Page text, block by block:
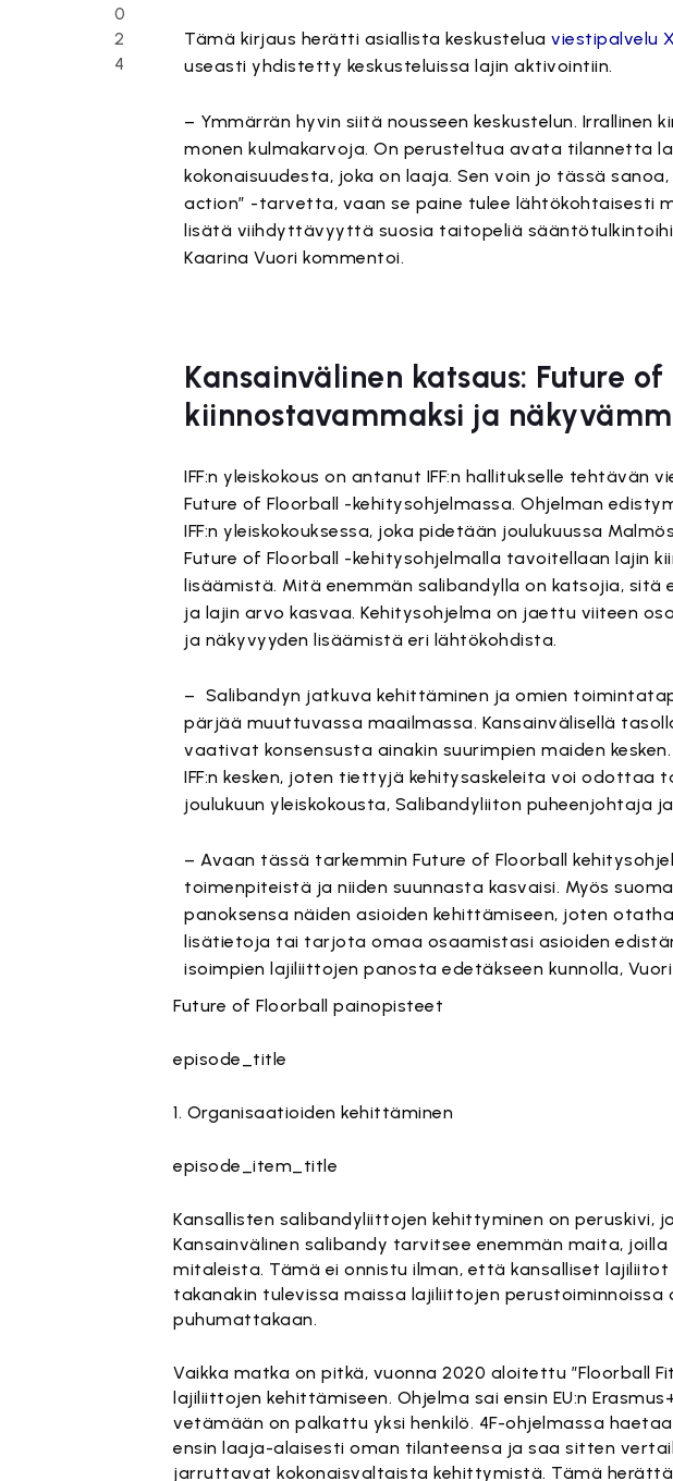
0
2
4
Tämä kirjaus herätti asiallista keskusteluaviestipalvelu
useasti yhdistetty keskusteluissa lajin aktivointiin.
– Ymmärrän hyvin siitä nousseen keskustelun. Irrallinen
monen kulmakarvoja. On perusteltua avata tilannetta
kokonaisuudesta, joka on laaja. Sen voin jo tässä
action” -tarvetta, vaan se paine tulee lähtökohtaisesti
lisätä viihdyttävyyttä suosia taitopeliä
Kaarina Vuori kommentoi.
Kansainvälinen katsaus: Future
kiinnostavammaksi ja
IFF:n yleiskokous on antanut IFF:n hallitukselle
Future of Floorball -kehitysohjelmassa. Ohjelman
IFF:n yleiskokouksessa, joka pidetään joulukuussa
Future of Floorball -kehitysohjelmalla tavoitellaan lajin
lisäämistä. Mitä enemmän salibandylla on katsojia,
ja lajin arvo kasvaa. Kehitysohjelma on jaettu viiteen
ja näkyvyyden lisäämistä eri lähtökohdista.
– Salibandyn jatkuva kehittäminen ja omien
pärjää muuttuvassa maailmassa. Kansainvälisellä
vaativat konsensusta ainakin suurimpien maiden
IFF:n kesken, joten tiettyjä kehitysaskeleita voi
joulukuun yleiskokousta, Salibandyliiton puheenjohtaja
– Avaan tässä tarkemmin Future of Floorball
toimenpiteistä ja niiden suunnasta kasvaisi. Myös
panoksensa näiden asioiden kehittämiseen, joten
lisätietoja tai tarjota omaa osaamistasi asioiden
isoimpien lajiliittojen panosta edetäkseen kunnolla,
Future of Floorball painopisteet
episode_title
1. Organisaatioiden kehittäminen
episode_item_title
Kansallisten salibandyliittojen kehittyminen on peruskivi,
Kansainvälinen salibandy tarvitsee enemmän maita,
mitaleista. Tämä ei onnistu ilman, että kansalliset
takanakin tulevissa maissa lajiliittojen
puhumattakaan.
Vaikka matka on pitkä, vuonna 2020 aloitettu ”Floorball
lajiliittojen kehittämiseen. Ohjelma sai ensin EU:n
vetämään on palkattu yksi henkilö. 4F-ohjelmassa
ensin laaja-alaisesti oman tilanteensa ja saa sitten
jarruttavat kokonaisvaltaista kehittymistä. Tämä